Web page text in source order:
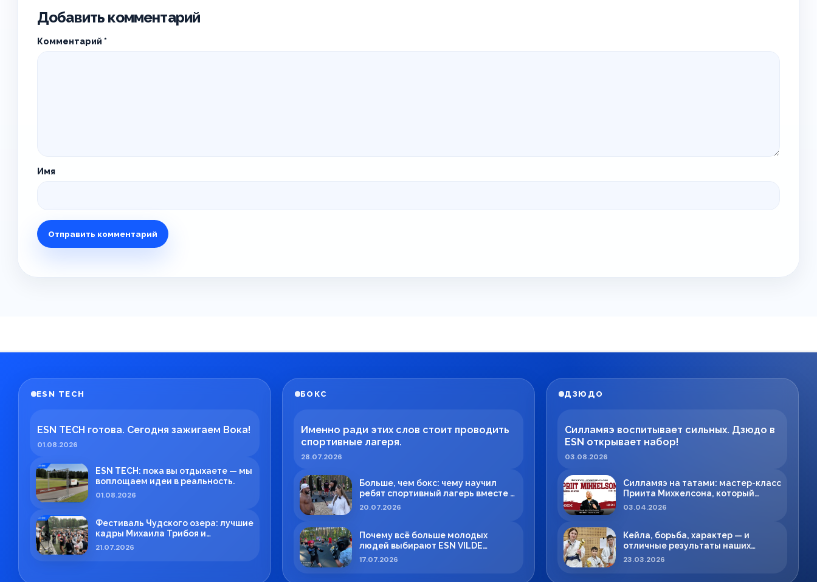
Добавить комментарий
Комментарий *
Имя
ESN TECH
ESN TECH готова. Сегодня зажигаем Вока!
01.08.2026
ESN TECH: пока вы отдыхаете — мы
воплощаем идеи в реальность.
01.08.2026
Фестиваль Чудского озера: лучшие
кадры Михаила Трибоя и
профессиональная работа ESN
21.07.2026
БОКС
Именно ради этих слов стоит проводить
спортивные лагеря.
28.07.2026
Больше, чем бокс: чему научил
ребят спортивный лагерь вместе с
Максимом Вильде
20.07.2026
Почему всё больше молодых
людей выбирают ESN VILDE
BOXING в Силламяэ?
17.07.2026
ДЗЮДО
Силламяэ воспитывает сильных. Дзюдо в
ESN открывает набор!
03.08.2026
Силламяэ на татами: мастер-класс
Приита Михкелсона, который
меняет правила игры в регионе
03.04.2026
Кейла, борьба, характер — и
отличные результаты наших
спортсменов!
23.03.2026